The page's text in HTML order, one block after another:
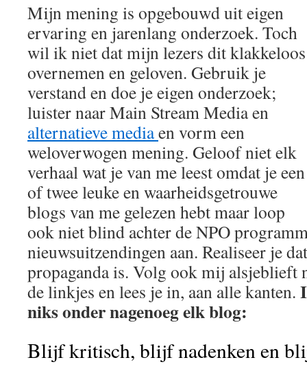
Mijn mening is opgebouwd uit eigen
ervaring en jarenlang onderzoek. Toch
wil ik niet dat mijn lezers dit klakkeloos
overnemen en geloven. Gebruik je
verstand en doe je eigen onderzoek;
luister naar Main Stream Media en
alternatieve mediaen vorm een
weloverwogen mening. Geloof niet elk
verhaal wat je van me leest omdat je een
of twee leuke en waarheidsgetrouwe
blogs van me gelezen hebt maar loop
ook niet blind achter de NPO
nieuwsuitzendingen aan. Realiseer je
propaganda is. Volg ook mij
de linkjes en lees je in, aan alle kanten.
niks onder nagenoeg elk blog:
Blijf kritisch, blijf nadenken en